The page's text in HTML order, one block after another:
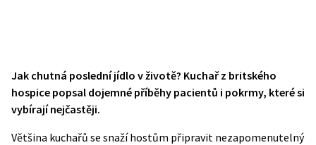
Jak chutná poslední jídlo v životě? Kuchař z britského
hospice popsal dojemné příběhy pacientů i pokrmy, které si
vybírají nejčastěji.
Většina kuchařů se snaží hostům připravit nezapomenutelný